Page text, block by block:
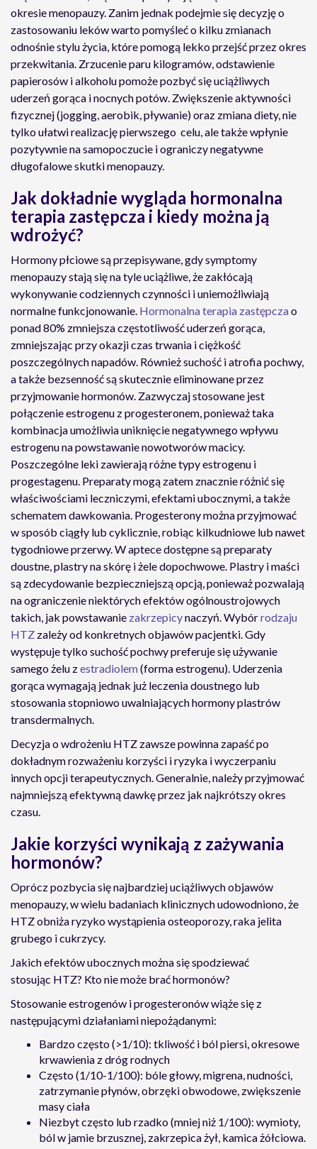
okresie menopauzy. Zanim jednak podejmie się decyzję o
zastosowaniu leków warto pomyśleć o kilku zmianach
odnośnie stylu życia, które pomogą lekko przejść przez okres
przekwitania. Zrzucenie paru kilogramów, odstawienie
papierosów i alkoholu pomoże pozbyć się uciążliwych
uderzeń gorąca i nocnych potów. Zwiększenie aktywności
fizycznej (jogging, aerobik, pływanie) oraz zmiana diety, nie
tylko ułatwi realizację pierwszego celu, ale także wpłynie
pozytywnie na samopoczucie i ograniczy negatywne
długofalowe skutki menopauzy.
Jak dokładnie wygląda hormonalna
terapia zastępcza i kiedy można ją
wdrożyć?
Hormony płciowe są przepisywane, gdy symptomy
menopauzy stają się na tyle uciążliwe, że zakłócają
wykonywanie codziennych czynności i uniemożliwiają
normalne funkcjonowanie. Hormonalna terapia zastępczao
ponad 80% zmniejsza częstotliwość uderzeń gorąca,
zmniejszając przy okazji czas trwania i ciężkość
poszczególnych napadów. Również suchość i atrofia pochwy,
a także bezsenność są skutecznie eliminowane przez
przyjmowanie hormonów. Zazwyczaj stosowane jest
połączenie estrogenu z progesteronem, ponieważ taka
kombinacja umożliwia uniknięcie negatywnego wpływu
estrogenu na powstawanie nowotworów macicy.
Poszczególne leki zawierają różne typy estrogenu i
progestagenu. Preparaty mogą zatem znacznie różnić się
właściwościami leczniczymi, efektami ubocznymi, a także
schematem dawkowania. Progesterony można przyjmować
w sposób ciągły lub cyklicznie, robiąc kilkudniowe lub nawet
tygodniowe przerwy. W aptece dostępne są preparaty
doustne, plastry na skórę i żele dopochwowe. Plastry i maści
są zdecydowanie bezpieczniejszą opcją, ponieważ pozwalają
na ograniczenie niektórych efektów ogólnoustrojowych
takich, jak powstawanie zakrzepicynaczyń. Wybórrodzaju
HTZ zależy od konkretnych objawów pacjentki. Gdy
występuje tylko suchość pochwy preferuje się używanie
samego żelu zestradiolem(forma estrogenu). Uderzenia
gorąca wymagają jednak już leczenia doustnego lub
stosowania stopniowo uwalniających hormony plastrów
transdermalnych.
Decyzja o wdrożeniu HTZ zawsze powinna zapaść po
dokładnym rozważeniu korzyści i ryzyka i wyczerpaniu
innych opcji terapeutycznych. Generalnie, należy przyjmować
najmniejszą efektywną dawkę przez jak najkrótszy okres
czasu.
Jakie korzyści wynikają z zażywania
hormonów?
Oprócz pozbycia się najbardziej uciążliwych objawów
menopauzy, w wielu badaniach klinicznych udowodniono, że
HTZ obniża ryzyko wystąpienia osteoporozy, raka jelita
grubego i cukrzycy.
Jakich efektów ubocznych można się spodziewać
stosując HTZ? Kto nie może brać hormonów?
Stosowanie estrogenów i progesteronów wiąże się z
następującymi działaniami niepożądanymi:
Bardzo często (>1/10): tkliwość i ból piersi, okresowe
krwawienia z dróg rodnych
Często (1/10-1/100): bóle głowy, migrena, nudności,
zatrzymanie płynów, obrzęki obwodowe, zwiększenie
masy ciała
Niezbyt często lub rzadko (mniej niż 1/100): wymioty,
ból w jamie brzusznej, zakrzepica żył, kamica żółciowa.